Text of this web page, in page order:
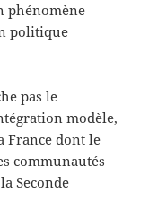
phénomène
politique
pas le
modèle,
France dont le
communautés
Seconde